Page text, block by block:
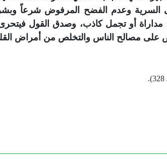
السرية وعدم الفضح المرفوض شرعاً
أو تجمل كاذب، وصدق القول
على مصالح الناس والتخلص من أمراض